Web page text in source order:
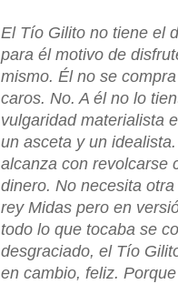
El Tío Gilito no tiene el
para él motivo de
mismo. Él no se
caros. No. A él no lo
vulgaridad materialista
un asceta y un
alcanza con revolcarse
dinero. No necesita
rey Midas pero en
todo lo que tocaba se
desgraciado, el Tío
en cambio, feliz.